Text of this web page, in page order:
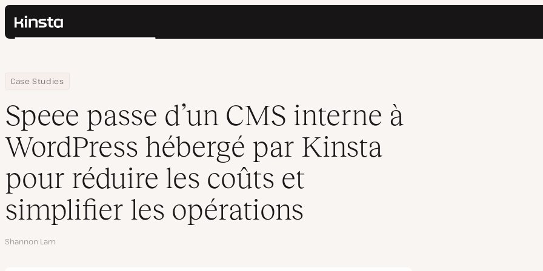
Kinsta®
Prix
Contact
Rechercher
Home
Entreprise
Case Studies
Speee passe d’un CMS interne à WordPress hébergé par Kinsta pour réduire les coûts et simplifier les opérations
Speee passe d’un CMS interne à
WordPress hébergé par Kinsta
pour réduire les coûts et
simplifier les opérations
Auteur
Shannon Lam